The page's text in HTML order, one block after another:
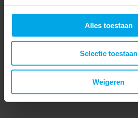
Alles toestaan
Selectie toestaan
Weigeren
Lange schacht